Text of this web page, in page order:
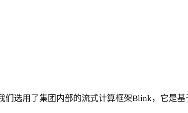
选用了集团内部的流式计算框架Blink，它是